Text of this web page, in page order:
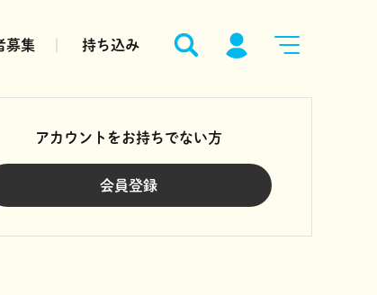
募集 持ち込み
アカウントをお持ちでない方
会員登録